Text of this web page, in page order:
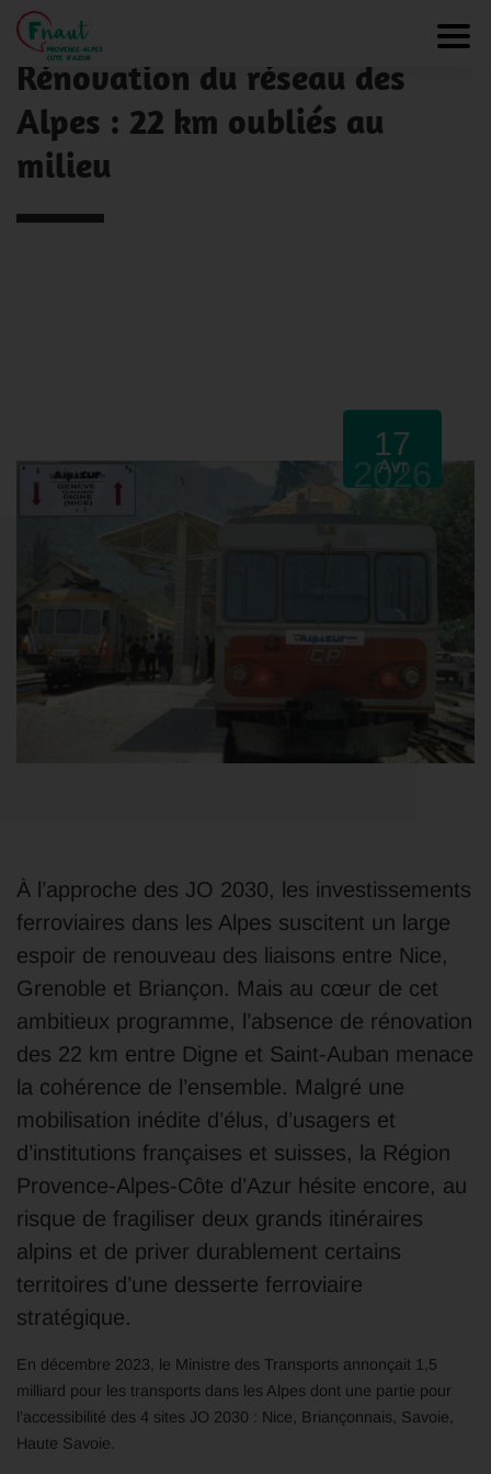
Panneau de gestion des cookies
NOS ACTUALITÉS
Rénovation du réseau des
Alpes : 22 km oubliés au
milieu
17
Avr
2026
À l’approche des JO 2030, les investissements
ferroviaires dans les Alpes suscitent un large
espoir de renouveau des liaisons entre Nice,
Grenoble et Briançon. Mais au cœur de cet
ambitieux programme, l’absence de rénovation
des 22 km entre Digne et Saint-Auban menace
la cohérence de l’ensemble. Malgré une
mobilisation inédite d’élus, d’usagers et
d’institutions françaises et suisses, la Région
Provence-Alpes-Côte d’Azur hésite encore, au
risque de fragiliser deux grands itinéraires
alpins et de priver durablement certains
territoires d’une desserte ferroviaire
stratégique.
En décembre 2023, le Ministre des Transports annonçait 1,5
milliard pour les transports dans les Alpes dont une partie pour
l’accessibilité des 4 sites JO 2030 : Nice, Briançonnais, Savoie,
Haute Savoie.